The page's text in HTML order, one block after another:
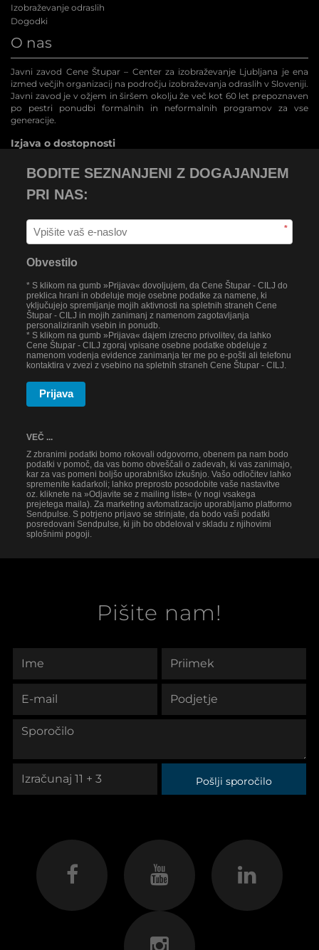
Izobraževanje odraslih
Dogodki
O nas
Javni zavod Cene Štupar – Center za izobraževanje Ljubljana je ena
izmed večjih organizacij na področju izobraževanja odraslih v Sloveniji.
Javni zavod je v ožjem in širšem okolju že več kot 60 let prepoznaven
po pestri ponudbi formalnih in neformalnih programov za vse
generacije.
Izjava o dostopnosti
BODITE SEZNANJENI Z DOGAJANJEM
PRI NAS:
*
Obvestilo
* S klikom na gumb »Prijava« dovoljujem, da Cene Štupar - CILJ do
preklica hrani in obdeluje moje osebne podatke za namene, ki
vključujejo spremljanje mojih aktivnosti na spletnih straneh Cene
Štupar - CILJ in mojih zanimanj z namenom zagotavljanja
personaliziranih vsebin in ponudb.
* S klikom na gumb »Prijava« dajem izrecno privolitev, da lahko
Cene Štupar - CILJ zgoraj vpisane osebne podatke obdeluje z
namenom vodenja evidence zanimanja ter me po e-pošti ali telefonu
kontaktira v zvezi z vsebino na spletnih straneh Cene Štupar - CILJ.
Prijava
VEČ ...
Z zbranimi podatki bomo rokovali odgovorno, obenem pa nam bodo
podatki v pomoč, da vas bomo obveščali o zadevah, ki vas zanimajo,
kar za vas pomeni boljšo uporabniško izkušnjo. Vašo odločitev lahko
spremenite kadarkoli; lahko preprosto posodobite vaše nastavitve
oz. kliknete na »Odjavite se z mailing liste« (v nogi vsakega
prejetega maila). Za marketing avtomatizacijo uporabljamo platformo
Sendpulse. S potrjeno prijavo se strinjate, da bodo vaši podatki
posredovani Sendpulse, ki jih bo obdeloval v skladu z njihovimi
splošnimi pogoji.
Pišite nam!
Pošlji sporočilo